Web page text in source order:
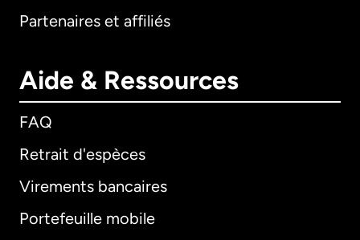
Partenaires et affiliés
Aide & Ressources
FAQ
Retrait d'espèces
Virements bancaires
Portefeuille mobile